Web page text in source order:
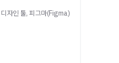
자인 툴, 피그마(Figma)